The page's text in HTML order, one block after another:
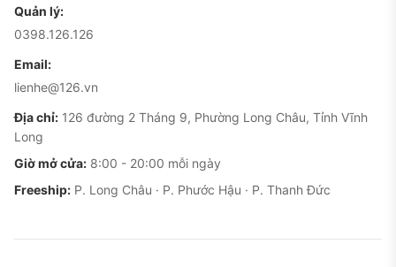
Quản lý:
0398.126.126
Email:
lienhe@126.vn
Địa chỉ: 126 đường 2 Tháng 9, Phường Long Châu, Tỉnh Vĩnh
Long
Giờ mở cửa: 8:00 - 20:00 mỗi ngày
Freeship: P. Long Châu · P. Phước Hậu · P. Thanh Đức